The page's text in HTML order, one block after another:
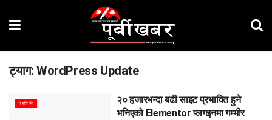
ट्याग:WordPress Update
प्रविधि
२० हजारभन्दा बढी साइट प्रभावित हुने
भनिएको Elementor प्लगइनमा गम्भीर